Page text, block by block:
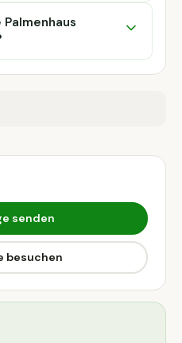
senden
besuchen